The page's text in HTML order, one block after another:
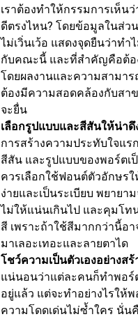
เราต้องทำให้กรรมการเห็นว่
ดีตรงไหน? โดยข้อมูลในส่ว
ไม่เวิ่นเว้อ แสดงจุดยืนว่าทำ
กับคณะนี้ และที่สำคัญคือต้อ
โดยผลงานและความสามาร
ต้องมีความสอดคล้องกับสา
จะยื่น
เลือกรูปแบบและสีสันให้น่าดึ
การสร้างความประทับใจแร
สีสัน และรูปแบบของพอร์ตเ
ควรเลือกใช้ฟอนต์ตัวอักษร
ง่ายและเป็นระเบียบ พยายา
ไม่ให้แน่นเกินไป และคุมโท
สี เพราะถ้าใช้สีมากกว่านี้อ
มาเลอะเทอะและลายตาได
โชว์ความเป็นตัวเองอย่างสร้
แน่นอนว่าแต่ละคนก็ทำพอร์
อยู่แล้ว แต่จะทำอย่างไรให้พ
ความโดดเด่นไม่ซ้ำใคร นั่น